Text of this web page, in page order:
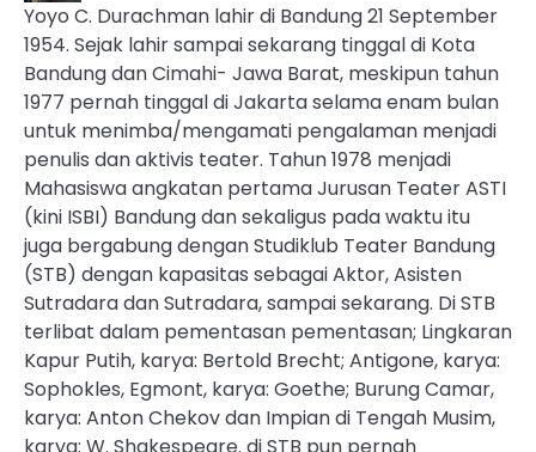
Yoyo C. Durachman lahir di Bandung 21 September
1954. Sejak lahir sampai sekarang tinggal di Kota
Bandung dan Cimahi- Jawa Barat, meskipun tahun
1977 pernah tinggal di Jakarta selama enam bulan
untuk menimba/mengamati pengalaman menjadi
penulis dan aktivis teater. Tahun 1978 menjadi
Mahasiswa angkatan pertama Jurusan Teater ASTI
(kini ISBI) Bandung dan sekaligus pada waktu itu
juga bergabung dengan Studiklub Teater Bandung
(STB) dengan kapasitas sebagai Aktor, Asisten
Sutradara dan Sutradara, sampai sekarang. Di STB
terlibat dalam pementasan pementasan; Lingkaran
Kapur Putih, karya: Bertold Brecht; Antigone, karya:
Sophokles, Egmont, karya: Goethe; Burung Camar,
karya: Anton Chekov dan Impian di Tengah Musim,